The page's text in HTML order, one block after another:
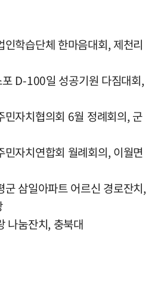
학습단체 한마음대회, 제천리
D-100일 성공기원 다짐대회,
자치협의회 6월 정례회의, 군
자치연합회 월례회의, 이월면
삼일아파트 어르신 경로잔치,
눔잔치, 충북대